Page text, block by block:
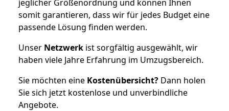
jeglicher Größenordnung und können Ihnen
somit garantieren, dass wir für jedes Budget eine
passende Lösung finden werden.
Unser Netzwerk ist sorgfältig ausgewählt, wir
haben viele Jahre Erfahrung im Umzugsbereich.
Sie möchten eine Kostenübersicht? Dann holen
Sie sich jetzt kostenlose und unverbindliche
Angebote.